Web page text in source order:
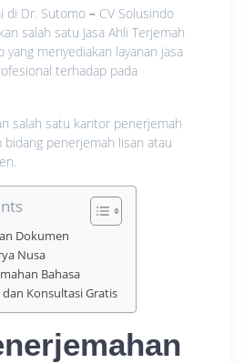
di Dr. Sutomo – CV Solusindo
salah satu Jasa Ahli Terjemah
yang menyediakan layanan jasa
terhadap pada
salah satu kantor penerjemah
bidang penerjemah lisan atau
Dokumen
Nusa
Bahasa
Konsultasi Gratis